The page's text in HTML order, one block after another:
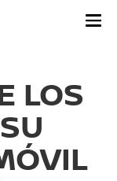
LOS